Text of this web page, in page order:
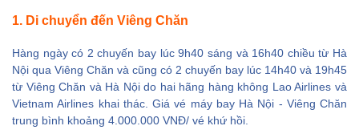
2. Khách sạn ở Vang
3. Làm gì ở Vang
Viêng
III. Du lịch Lào - Luông
Pha Băng
1. Di chuyển đến Viêng Chăn
Hàng ngày có 2 chuyến bay lúc 9h40 sáng và 16h40 chiều từ Hà
Nội qua Viêng Chăn và cũng có 2 chuyến bay lúc 14h40 và 19h45
từ Viêng Chăn và Hà Nội do hai hãng hàng không Lao Airlines và
Vietnam Airlines khai thác. Giá vé máy bay Hà Nội - Viêng Chăn
trung bình khoảng 4.000.000 VNĐ/ vé khứ hồi.